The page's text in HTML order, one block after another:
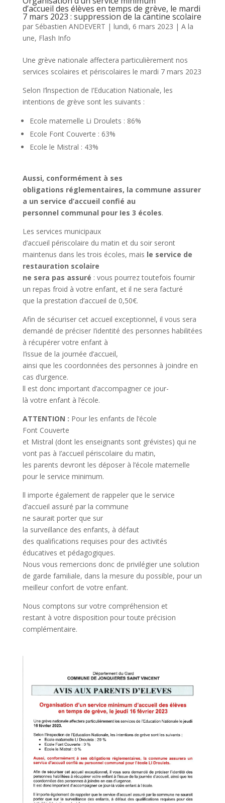
d’accueil des élèves en temps de grève, le mardi
7 mars 2023 : suppression de la cantine scolaire
par Sébastien ANDEVERT | lundi, 6 mars 2023 | A la
une, Flash Info
Une grève nationale affectera particulièrement nos
services scolaires et périscolaires le mardi 7 mars 2023
Selon I’lnspection de I’Education Nationale, les
intentions de grève sont les suivants :
Ecole maternelle Li Droulets : 86%
Ecole Font Couverte : 63%
Ecole le Mistral : 43%
Aussi, conformément à ses
obligations réglementaires, la commune assurer
a un service d’accueil confié au
personnel communal pour Ies 3 écoles.
Les services municipaux
d’accueil périscolaire du matin et du soir seront
maintenus dans les trois écoles, mais le service de
restauration scolaire
ne sera pas assuré : vous pourrez toutefois fournir
un repas froid à votre enfant, et il ne sera facturé
que la prestation d’accueil de 0,50€.
Afin de sécuriser cet accueil exceptionnel, il vous sera
demandé de préciser I’identité des personnes habilitées
à récupérer votre enfant à
I’issue de la journée d’accueil,
ainsi que les coordonnées des personnes à joindre en
cas d’urgence.
ll est donc important d’accompagner ce jour-
là votre enfant à l’école.
ATTENTION : Pour les enfants de l’école
Font Couverte
et Mistral (dont les enseignants sont grévistes) qui ne
vont pas à I’accueil périscolaire du matin,
les parents devront les déposer à l’école maternelle
pour le service minimum.
ll importe également de rappeler que le service
d’accueil assuré par la commune
ne saurait porter que sur
la surveillance des enfants, à défaut
des qualifications requises pour des activités
éducatives et pédagogiques.
Nous vous remercions donc de privilégier une solution
de garde familiale, dans la mesure du possible, pour un
meilleur confort de votre enfant.
Nous comptons sur votre compréhension et
restant à votre disposition pour toute précision
complémentaire.